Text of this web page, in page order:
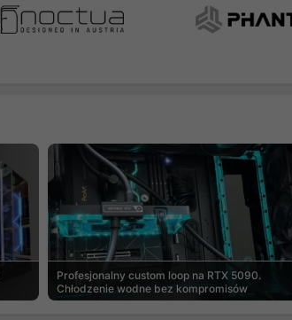
Profesjonalny custom loop na RTX 5090.
Chłodzenie wodne bez kompromisów